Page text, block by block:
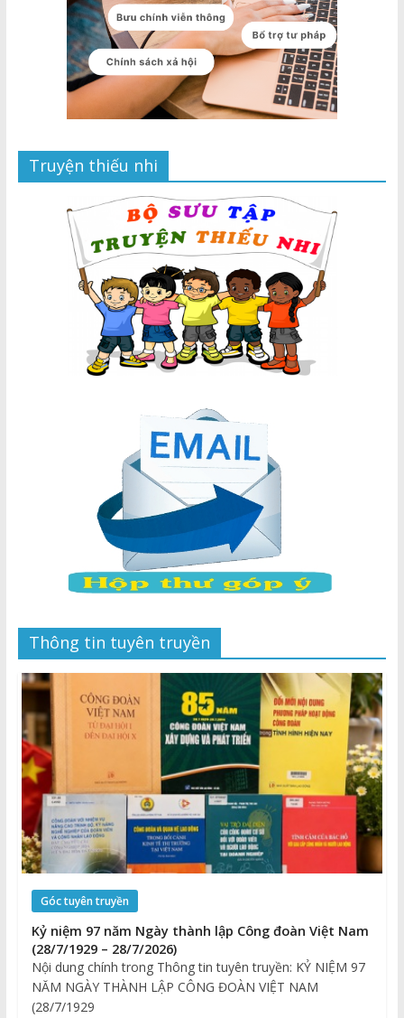
Truyện thiếu nhi
Thông tin tuyên truyền
Góc tuyên truyền
Kỷ niệm 97 năm Ngày thành lập Công đoàn Việt Nam
(28/7/1929 – 28/7/2026)
Nội dung chính trong Thông tin tuyên truyền: KỶ NIỆM 97
NĂM NGÀY THÀNH LẬP CÔNG ĐOÀN VIỆT NAM
(28/7/1929